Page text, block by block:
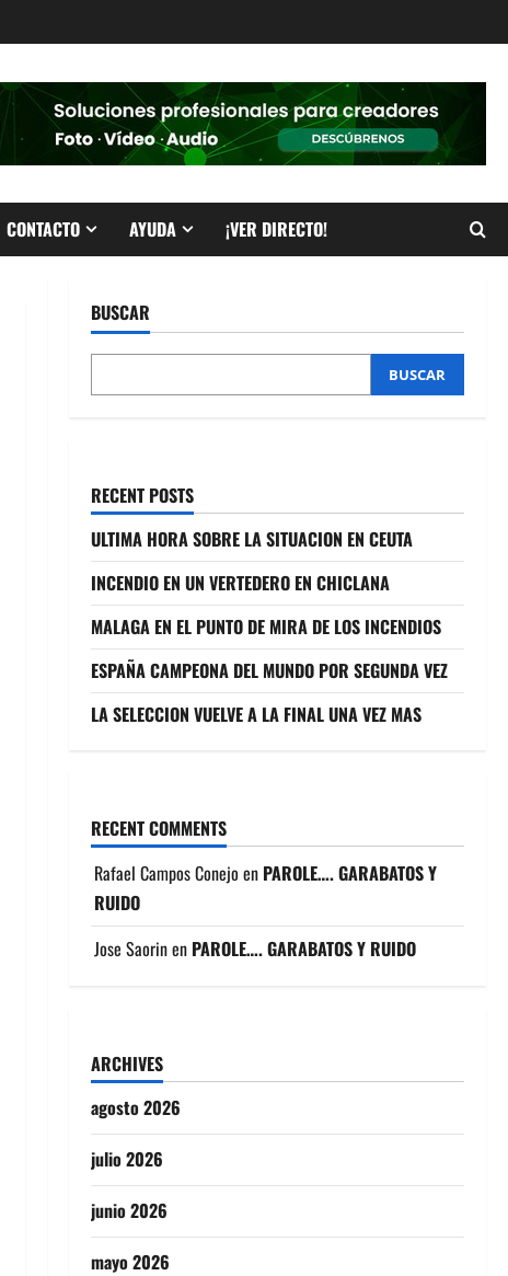
CONTACTO AYUDA ¡VER DIRECTO!
BUSCAR
BUSCAR
RECENT POSTS
ULTIMA HORA SOBRE LA SITUACION EN CEUTA
INCENDIO EN UN VERTEDERO EN CHICLANA
MALAGA EN EL PUNTO DE MIRA DE LOS INCENDIOS
ESPAÑA CAMPEONA DEL MUNDO POR SEGUNDA VEZ
LA SELECCION VUELVE A LA FINAL UNA VEZ MAS
RECENT COMMENTS
Rafael Campos Conejo en PAROLE…. GARABATOS Y
RUIDO
Jose Saorinen PAROLE…. GARABATOS Y RUIDO
ARCHIVES
agosto 2026
julio 2026
junio 2026
mayo 2026